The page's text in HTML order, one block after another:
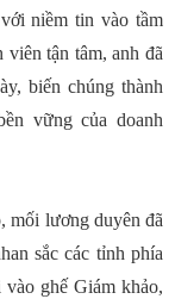
niềm tin vào tầm
tận tâm, anh đã
biến chúng thành
vững của doanh
mối lương duyên đã
sắc các tỉnh phía
ghế Giám khảo,